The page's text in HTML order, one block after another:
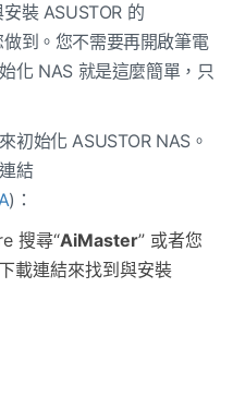
裝 ASUSTOR 的
到。您不需要再開啟筆電
化 NAS 就是這麼簡單，只
初始化 ASUSTOR NAS。
結
)：
搜尋“AiMaster” 或者您
載連結來找到與安裝